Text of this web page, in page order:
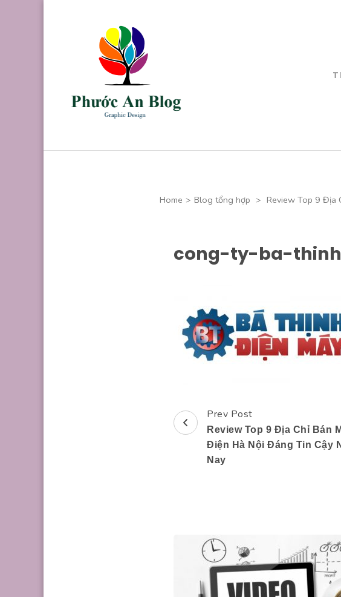
Home > Blog tổng hợp > Review Top 9 Địa
cong-ty-ba-thinh
Post
Navigation
Prev Post
Review Top 9 Địa Chỉ Bán
Điện Hà Nội Đáng Tin Cậy
Nay